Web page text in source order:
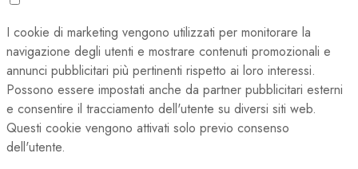
I cookie di marketing vengono utilizzati per monitorare la
navigazione degli utenti e mostrare contenuti promozionali e
annunci pubblicitari più pertinenti rispetto ai loro interessi.
Possono essere impostati anche da partner pubblicitari esterni
e consentire il tracciamento dell'utente su diversi siti web.
Questi cookie vengono attivati solo previo consenso
dell'utente.